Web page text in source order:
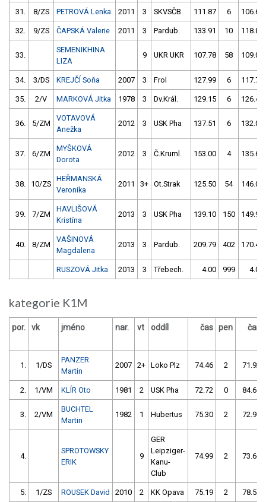
31. 8/ZS PETROVÁ Lenka 2011 3 SKVSČB 111.87 6 106.65
32. 9/ZS ČAPSKÁ Valerie 2011 3 Pardub. 133.91 10 118.83
33.
SEMENIKHINA
LIZA
9 UKR UKR 107.78 58 109.05
34. 3/DS KREJČÍ Soňa 2007 3 Frol 127.99 6 117.74
35. 2/V MARKOVÁ Jitka 1978 3 Dv.Král. 129.15 6 126.46
36. 5/ZM
VOTAVOVÁ
Anežka
2012 3 USK Pha 137.51 6 132.01
37. 6/ZM
MYŠKOVÁ
Dorota
2012 3 Č.Kruml. 153.00 4 135.67
38. 10/ZS
HEŘMANSKÁ
Veronika
2011 3+ Ot.Strak 125.50 54 146.00
39. 7/ZM
HAVLIŠOVÁ
Kristína
2013 3 USK Pha 139.10 150 149.91
40. 8/ZM
VAŠINOVÁ
Magdalena
2013 3 Pardub. 209.79 402 170.47
RUSZOVÁ Jitka 2013 3 Třebech. 4.00 999 4.00
kategorie K1M
por. vk jméno nar. vt oddíl čas pen čas
1. 1/DS
PANZER
Martin
2007 2+ Loko Plz 74.46 2 71.92
2. 1/VM KLÍR Oto 1981 2 USK Pha 72.72 0 84.69
3. 2/VM
BUCHTEL
Martin
1982 1 Hubertus 75.30 2 72.91
4.
SPROTOWSKY
ERIK
9
GER
Leipziger-
Kanu-
Club
74.99 2 73.66
5. 1/ZS ROUSEK David 2010 2 KK Opava 75.19 2 78.54